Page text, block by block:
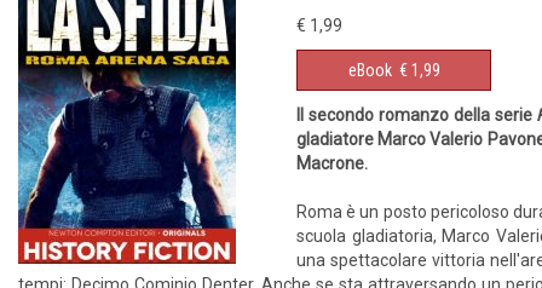
€ 1,99
eBook € 1,99
Il secondo romanzo della serie
gladiatore Marco Valerio
Macrone.
Roma è un posto pericoloso
scuola gladiatoria, Marco
una spettacolare vittoria